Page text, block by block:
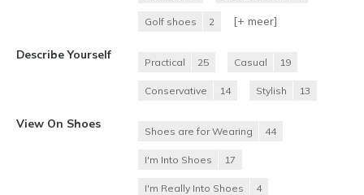
Golf shoes 2 [+ meer]
Describe Yourself
Practical 25 Casual 19
Conservative 14 Stylish 13
View On Shoes
Shoes are for Wearing 44
I'm Into Shoes 17
I'm Really Into Shoes 4